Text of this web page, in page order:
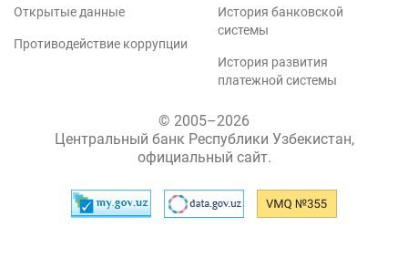
Открытые данные
Противодействие коррупции
История банковской
системы
История развития
платежной системы
© 2005–2026
Центральный банк Республики Узбекистан,
официальный сайт.